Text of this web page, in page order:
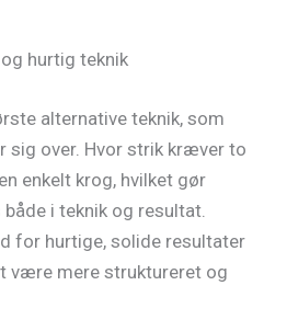
hurtig teknik
alternative teknik, som
sig over. Hvor strik kræver to
enkelt krog, hvilket gør
i teknik og resultat.
for hurtige, solide resultater
være mere struktureret og